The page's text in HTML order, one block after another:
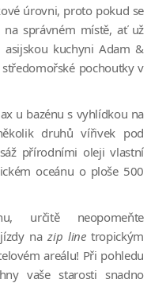
úrovni, proto pokud se
na správném místě, ať už
kuchyni Adam &
pochoutky v
u bazénu s vyhlídkou na
druhů vířivek pod
přírodními oleji vlastní
oceánu o ploše 500
určitě neopomeňte
jízdy nazip linetropickým
areálu! Při pohledu
vaše starosti snadno